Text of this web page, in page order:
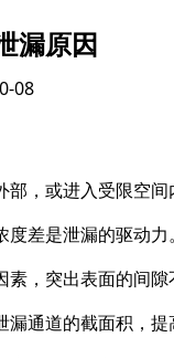
漏原因
08
，或进入受限空
差是泄漏的驱动力。
，突出表面的间
通道的截面积，提